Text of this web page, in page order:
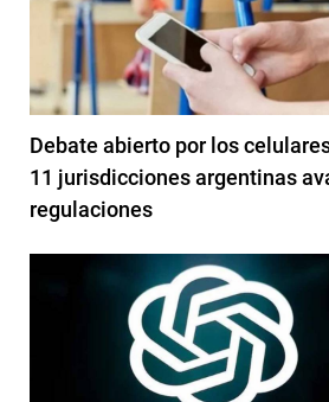
Debate abierto por los
11 jurisdicciones argentinas
regulaciones